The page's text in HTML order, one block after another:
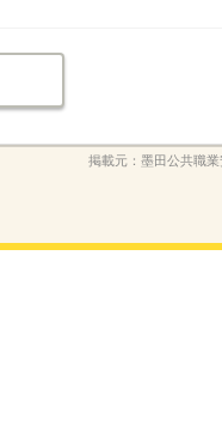
掲載元： 墨田公共職